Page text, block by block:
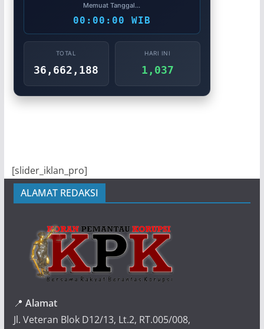
Memuat Tanggal...
00:00:00 WIB
TOTAL
36,662,188
HARI INI
1,037
[slider_iklan_pro]
ALAMAT REDAKSI
📍 Alamat
Jl. Veteran Blok D12/13, Lt.2, RT.005/008,